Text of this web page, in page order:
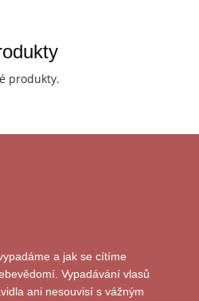
produkty.
a jak se cítíme
Vypadávání vlasů
ani nesouvisí s vážným